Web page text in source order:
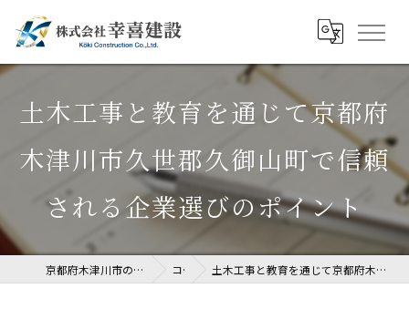
土木工事と教育を通じて京都府
木津川市久世郡久御山町で信頼
される企業選びのポイント
京都府木津川市の土木工事なら株式会社幸喜建設 コラム 土木工事と教育を通じて京都府木津川市久世郡久御山町で信頼される企業選びのポイント